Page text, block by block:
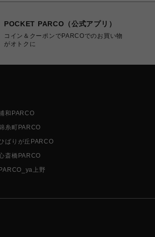
POCKET PARCO（公式アプリ）
コイン＆クーポンでPARCOでのお買い物
がオトクに
和PARCO
糸町PARCO
ばりが丘PARCO
斎橋PARCO
PARCO_ya上野